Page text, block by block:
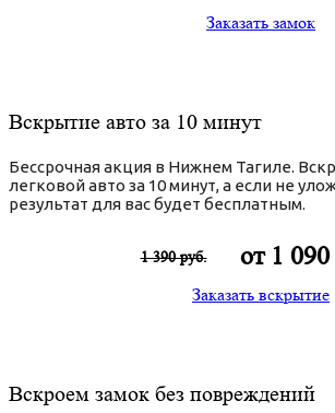
Заказать замок
Вскрытие авто за 10 минут
Бессрочная акция в Нижнем Тагиле.
легковой авто за 10 минут, а если не
результат для вас будет бесплатным.
1 390 руб. от 1
Заказать вскрытие
Вскроем замок без повреждений